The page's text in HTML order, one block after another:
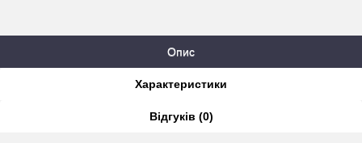
Опис
Характеристики
Відгуків (0)